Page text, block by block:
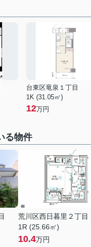
台東区竜泉１丁目
1K (31.05㎡)
12万円
る物件
荒川区西日暮里２丁目
1R (25.66㎡)
10.4万円